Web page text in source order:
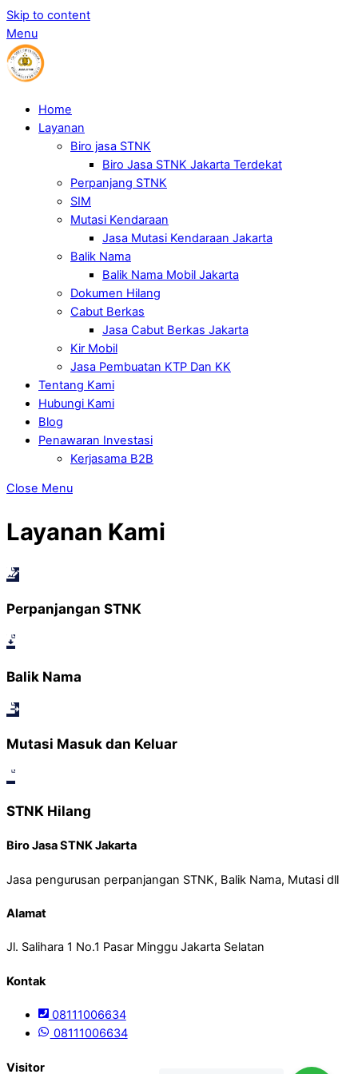
Skip to content
Menu
Home
Layanan
Biro jasa STNK
Biro Jasa STNK Jakarta Terdekat
Perpanjang STNK
SIM
Mutasi Kendaraan
Jasa Mutasi Kendaraan Jakarta
Balik Nama
Balik Nama Mobil Jakarta
Dokumen Hilang
Cabut Berkas
Jasa Cabut Berkas Jakarta
Kir Mobil
Jasa Pembuatan KTP Dan KK
Tentang Kami
Hubungi Kami
Blog
Penawaran Investasi
Kerjasama B2B
Close Menu
Layanan Kami
Perpanjangan STNK
Balik Nama
Mutasi Masuk dan Keluar
STNK Hilang
Biro Jasa STNK Jakarta
Jasa pengurusan perpanjangan STNK, Balik Nama, Mutasi dll
Alamat
Jl. Salihara 1 No.1 Pasar Minggu Jakarta Selatan
Kontak
08111006634
08111006634
Visitor